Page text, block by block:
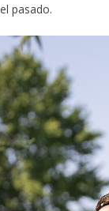
pasado.